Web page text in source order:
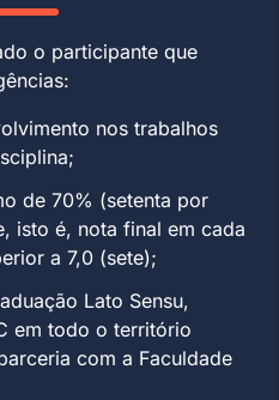
o participante que
nos trabalhos
de 70% (setenta por
isto é, nota final em cada
a 7,0 (sete);
Lato Sensu,
em todo o território
com a Faculdade